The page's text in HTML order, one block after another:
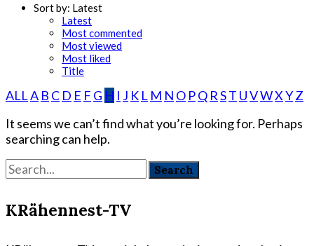
Sort by: Latest
Latest
Most commented
Most viewed
Most liked
Title
ALLA B C D E F G H I J K L M N O PQ RST UVWXYZ
It seems we can’t find what you’re looking for. Perhaps
searching can help.
KRähennest-TV